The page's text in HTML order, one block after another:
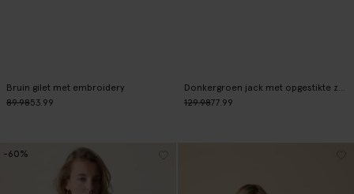
Bruin gilet met embroidery
89.9853.99
Donkergroen jack met opgestikte zakken
129.9877.99
-60%